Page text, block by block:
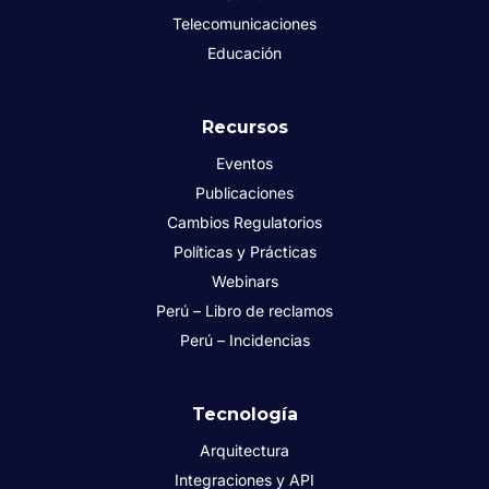
Telecomunicaciones
Educación
Recursos
Eventos
Publicaciones
Cambios Regulatorios
Políticas y Prácticas
Webinars
Perú – Libro de reclamos
Perú – Incidencias
Tecnología
Arquitectura
Integraciones y API